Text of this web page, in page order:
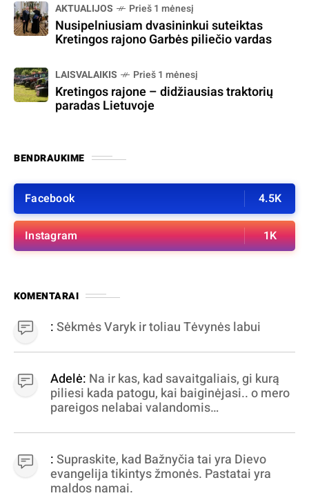
AKTUALIJOS Prieš 1 mėnesį
Nusipelniusiam dvasininkui suteiktas
Kretingos rajono Garbės piliečio vardas
LAISVALAIKIS Prieš 1 mėnesį
Kretingos rajone – didžiausias traktorių
paradas Lietuvoje
BENDRAUKIME
Facebook 4.5K
Instagram 1K
KOMENTARAI
:Sėkmės Varyk ir toliau Tėvynės labui
Adelė: Na ir kas, kad savaitgaliais, gi kurą
piliesi kada patogu, kai baiginėjasi.. o mero
pareigos nelabai valandomis
virpinimas, ieškokit kur milijonus vagia
dujininkai, elektros aferistai, stadionų
statytojai Vilnuje
:Supraskite, kad Bažnyčia tai yra Dievo
evangelija tikintys žmonės. Pastatai yra
maldos namai.